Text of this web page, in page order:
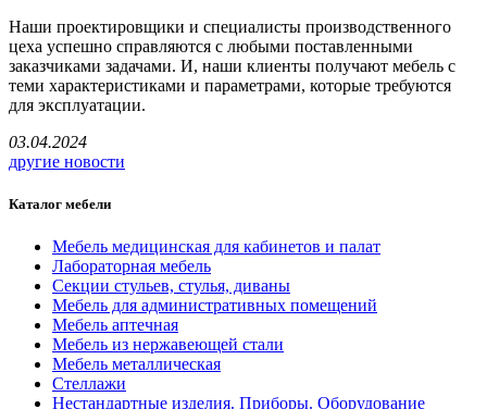
Наши проектировщики и специалисты производственного
цеха успешно справляются с любыми поставленными
заказчиками задачами. И, наши клиенты получают мебель с
теми характеристиками и параметрами, которые требуются
для эксплуатации.
03.04.2024
другие новости
Каталог мебели
Мебель медицинская для кабинетов и палат
Лабораторная мебель
Секции стульев, стулья, диваны
Мебель для административных помещений
Мебель аптечная
Мебель из нержавеющей стали
Мебель металлическая
Стеллажи
Нестандартные изделия. Приборы. Оборудование